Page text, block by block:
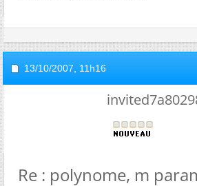
13/10/2007, 11h16
Re : polynome, m